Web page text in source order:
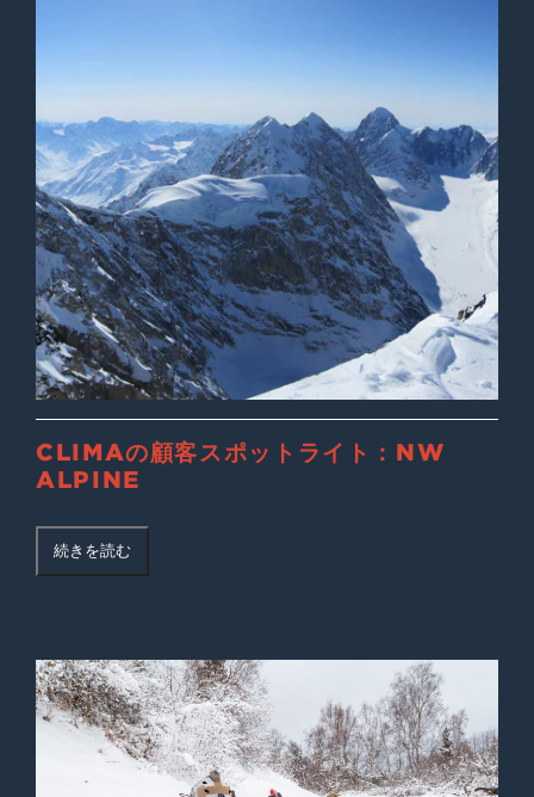
CLIMAの顧客スポットライト：NW
ALPINE
続きを読む